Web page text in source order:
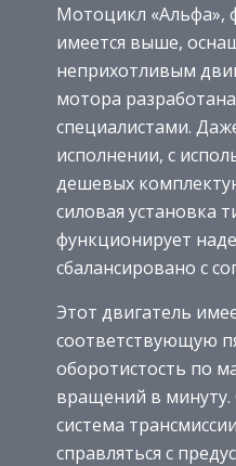
Мотоцикл «Альфа»,
имеется выше,
неприхотливым
мотора
специалистами.
исполнении, с
дешевых
силовая установка
функционирует
сбалансировано с
Этот двигатель
соответствующую
оборотистость по
вращений в
система
справляться с